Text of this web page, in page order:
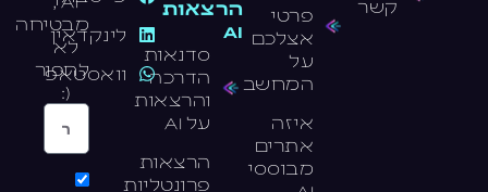
קשר
פרטי
אצלכם
על
המחשב
איזה
אתרים
מבוססי
הרצאות
AI
סדנאות
הדרכה
והרצאות
על AI
הרצאות
פרונטליות
לינקדאין
וואסטאפ
מבטיחה
לא
לחפור
(: